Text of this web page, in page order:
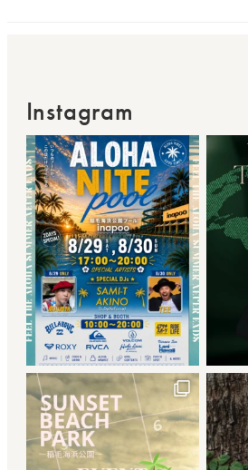
Instagram